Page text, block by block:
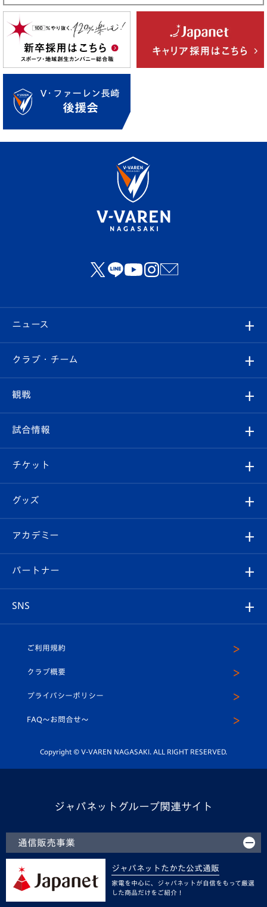
ニュース
すべて
クラブ
試合情報
チケット
イベント
メディア
ホームタウン
クラブ・チーム
クラブ概要
エンブレム紹介
スタッフプロフィール
マスコット紹介
平和祈念活動
ホームタウン活動
観戦
観戦ルール
はじめての観戦ガイド
Revive Team
ヴィヴィくんの長崎おもてなしガイド
試合情報
試合日程/結果
フォトギャラリー
スタジアムグルメ
チケット
チケット
V-LOVERS（ファンクラブ）
プレイヤーズスイート
グッズ
オンラインショップ
店舗情報
アカデミー
育成からのお知らせ
U-18
スクール
パートナー
SNS
ヴィヴィくんインスタグラム
公式LINE＠
ご利用規約
クラブ概要
プライバシーポリシー
FAQ〜お問合せ〜
Copyright © V-VAREN NAGASAKI. ALL RIGHT RESERVED.
ジャパネットグループ関連サイト
通信販売事業
ジャパネットたかた公式通販
家電を中心に、ジャパネットが自信をもって厳選
した商品だけをご紹介！